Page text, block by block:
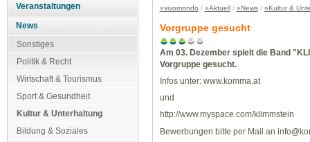
Veranstaltungen
News
Sonstiges
Politik & Recht
Wirtschaft & Tourismus
Sport & Gesundheit
Kultur & Unterhaltung
Bildung & Soziales
»vivomondo / »Aktuell/ »News/ »Kultur &
Vorgruppe gesucht
Am 03. Dezember spielt die Band
Vorgruppe gesucht.
Infos unter: www.komma.at
und
http://www.myspace.com/klimmstein
Bewerbungen bitte per Mail an